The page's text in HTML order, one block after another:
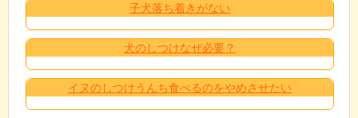
子犬落ち着きがない
犬のしつけなぜ必要？
イヌのしつけうんち食べるのをやめさせたい